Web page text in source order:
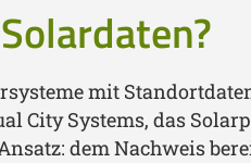
mit
City Systems, das
dem Nachweis